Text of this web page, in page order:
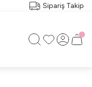
Sipariş Takip